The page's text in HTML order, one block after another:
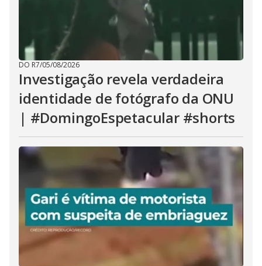
DO R7/05/08/2026
Investigação revela verdadeira
identidade de fotógrafo da ONU
| #DomingoEspetacular #shorts